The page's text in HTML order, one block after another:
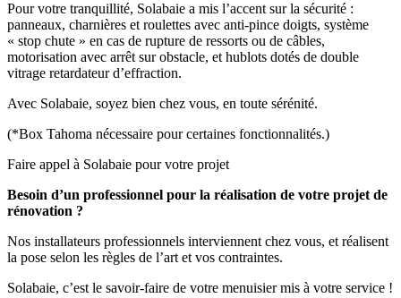
Pour votre tranquillité, Solabaie a mis l’accent sur la sécurité :
panneaux, charnières et roulettes avec anti-pince doigts, système
« stop chute » en cas de rupture de ressorts ou de câbles,
motorisation avec arrêt sur obstacle, et hublots dotés de double
vitrage retardateur d’effraction.
Avec Solabaie, soyez bien chez vous, en toute sérénité.
(*Box Tahoma nécessaire pour certaines fonctionnalités.)
Faire appel à Solabaie pour votre projet
Besoin d’un professionnel pour la réalisation de votre projet de
rénovation ?
Nos installateurs professionnels interviennent chez vous, et réalisent
la pose selon les règles de l’art et vos contraintes.
Solabaie, c’est le savoir-faire de votre menuisier mis à votre service !